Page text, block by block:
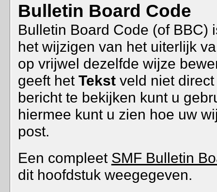
Bulletin Board Code
Bulletin Board Code (of BBC)
het wijzigen van het uiterlijk
op vrijwel dezelfde wijze
geeft het Tekstveld niet direct
bericht te bekijken kunt u
hiermee kunt u zien hoe uw
post.
Een compleet SMF Bulletin
dit hoofdstuk weegegeven.